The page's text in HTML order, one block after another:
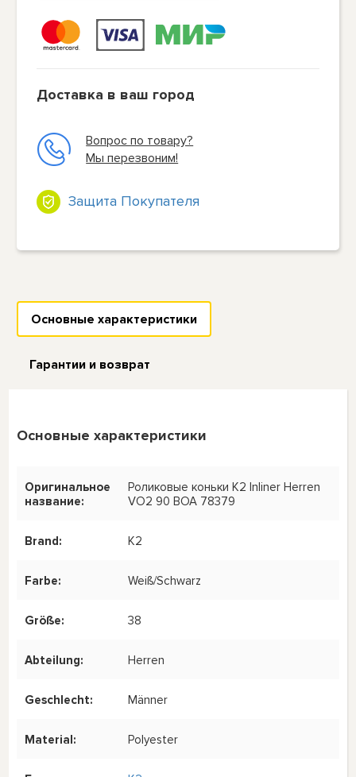
Доставка в ваш город
Вопрос по товару?
Мы перезвоним!
Защита Покупателя
Основные характеристики
Гарантии и возврат
Основные характеристики
Оригинальное
название:
Роликовые коньки K2 Inliner Herren
VO2 90 BOA 78379
Brand: K2
Farbe: Weiß/Schwarz
Größe: 38
Abteilung: Herren
Geschlecht: Männer
Material: Polyester